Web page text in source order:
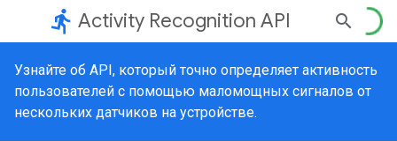
directions_run Activity Recognition API
Узнайте об API, который точно определяет активность
пользователей с помощью маломощных сигналов от
нескольких датчиков на устройстве.